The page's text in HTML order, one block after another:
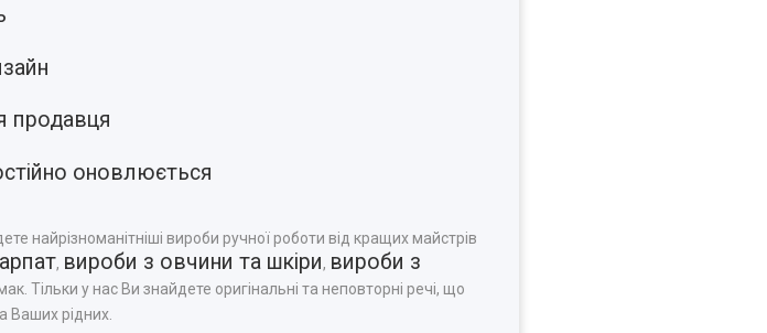
продавця
оновлюється
найрізноманітніші вироби ручної роботи від кращих майстрів
, вироби з овчини та шкіри, вироби з
Тільки у нас Ви знайдете оригінальні та неповторні речі, що
Ваших рідних.